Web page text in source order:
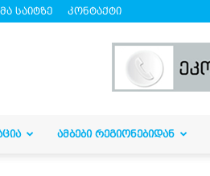
საიტზე კონტაქტი
ᲐᲛᲑᲔᲑᲘ ᲠᲔᲒᲘᲝᲜᲔᲑᲘᲓᲐᲜ